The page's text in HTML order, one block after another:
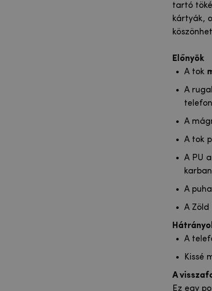
tartó
kártyák,
Előnyök
A tok
A
A
A tok
A PU
A
A Zöld
A
Kissé
A
Ez egy